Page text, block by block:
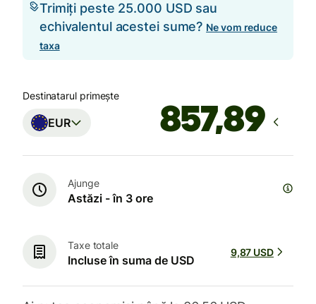
Trimiți peste 25.000 USD sau
echivalentul acestei sume? Ne vom reduce
taxa
Destinatarul primește
EUR
Ajunge
Astăzi - în 3 ore
Taxe totale
Incluse în suma de USD
9,87 USD